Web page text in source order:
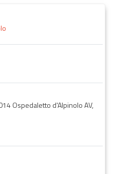
Ospedaletto d'Alpinolo AV,